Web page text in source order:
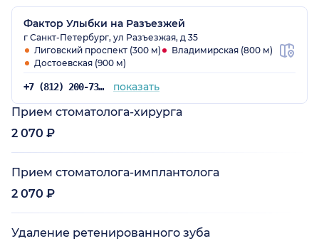
Фактор Улыбки на Разъезжей
г Санкт-Петербург, ул Разъезжая, д 35
Лиговский проспект (300 м)
Владимирская (800 м)
Достоевская (900 м)
+7 (812) 200-73-56 показать
Прием стоматолога-хирурга
2 070 ₽
Прием стоматолога-имплантолога
2 070 ₽
Удаление ретенированного зуба